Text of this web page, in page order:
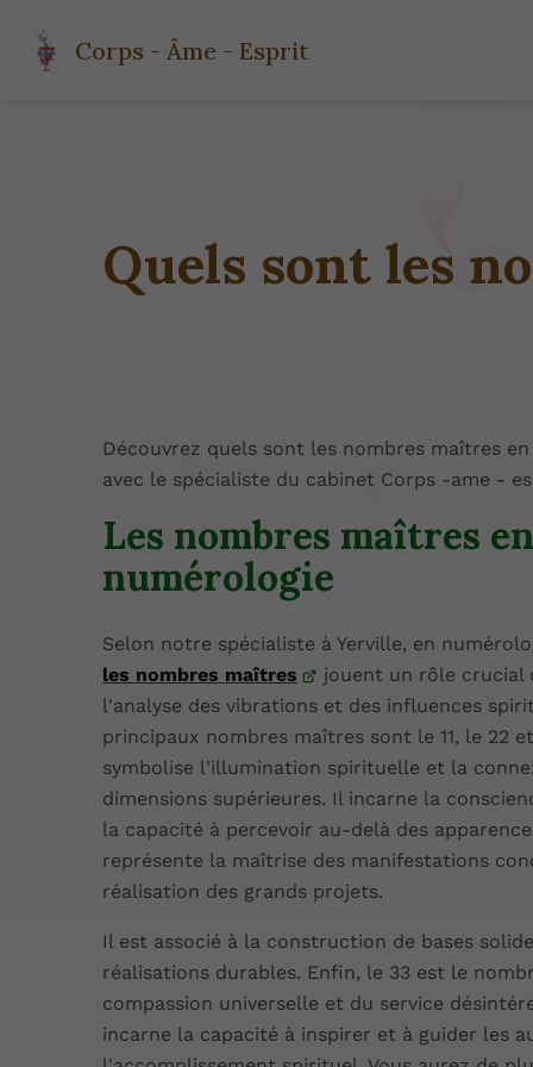
Corps - Âme - Esprit
Quels sont les
Découvrez quels sont les nombres maîtres
avec le spécialiste du cabinet Corps -ame -
Les nombres maîtres en
numérologie
Selon notre spécialiste à Yerville, en
les nombres maîtres
jouent un rôle crucial
l'analyse des vibrations et des influences
principaux nombres maîtres sont le 11, le 22 et
symbolise l'illumination spirituelle et la
dimensions supérieures. Il incarne la
la capacité à percevoir au-delà des
représente la maîtrise des manifestations
réalisation des grands projets.
Il est associé à la construction de bases
réalisations durables. Enfin, le 33 est le
compassion universelle et du service
incarne la capacité à inspirer et à guider les